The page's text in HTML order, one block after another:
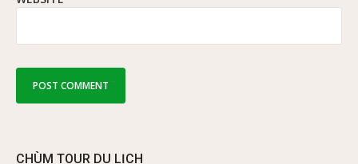
CHÙM TOUR DU LỊCH